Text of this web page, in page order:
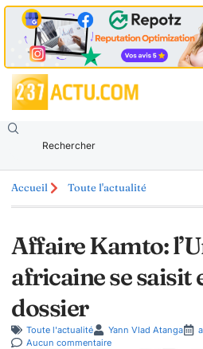
Accueil Toute l'actualité
Affaire Kamto:
africaine se saisit
dossier
Toute l'actualité Yann Vlad Atanga
Aucun commentaire